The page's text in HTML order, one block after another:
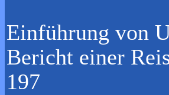
Einführung von
Bericht einer
197